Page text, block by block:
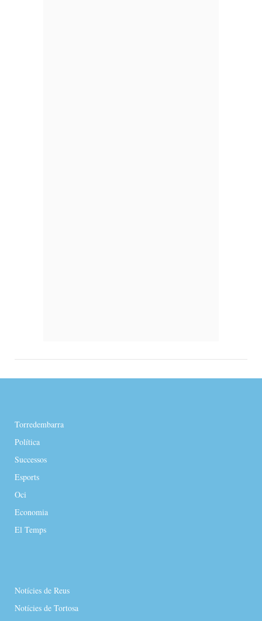
Torredembarra
Política
Successos
Esports
Oci
Economia
El Temps
Notícies de Reus
Notícies de Tortosa